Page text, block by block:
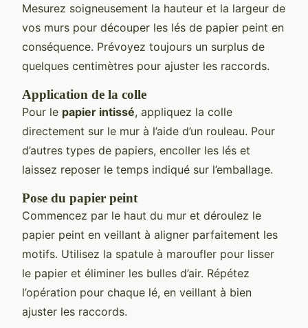
Mesurez soigneusement la hauteur et la largeur de
vos murs pour découper les lés de papier peint en
conséquence. Prévoyez toujours un surplus de
quelques centimètres pour ajuster les raccords.
Application de la colle
Pour le papier intissé, appliquez la colle
directement sur le mur à l’aide d’un rouleau. Pour
d’autres types de papiers, encoller les lés et
laissez reposer le temps indiqué sur l’emballage.
Pose du papier peint
Commencez par le haut du mur et déroulez le
papier peint en veillant à aligner parfaitement les
motifs. Utilisez la spatule à maroufler pour lisser
le papier et éliminer les bulles d’air. Répétez
l’opération pour chaque lé, en veillant à bien
ajuster les raccords.